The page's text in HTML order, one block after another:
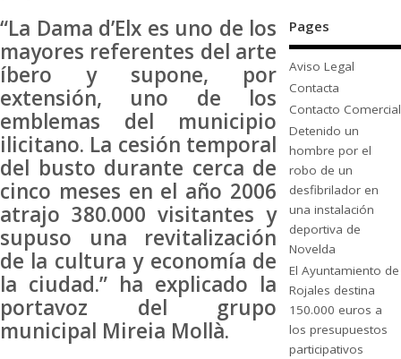
“La Dama d’Elx es uno de los
mayores referentes del arte
íbero y supone, por
extensión, uno de los
emblemas del municipio
ilicitano. La cesión temporal
del busto durante cerca de
cinco meses en el año 2006
atrajo 380.000 visitantes y
supuso una revitalización
de la cultura y economía de
la ciudad.” ha explicado la
portavoz del grupo
municipal Mireia Mollà.
Pages
Aviso Legal
Contacta
Contacto Comercial
Detenido un
hombre por el
robo de un
desfibrilador en
una instalación
deportiva de
Novelda
El Ayuntamiento de
Rojales destina
150.000 euros a
los presupuestos
participativos